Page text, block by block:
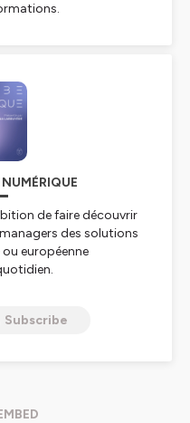
de faire découvrir
des solutions
européenne
sur les enjeux du
sur la plateforme
Subscribe